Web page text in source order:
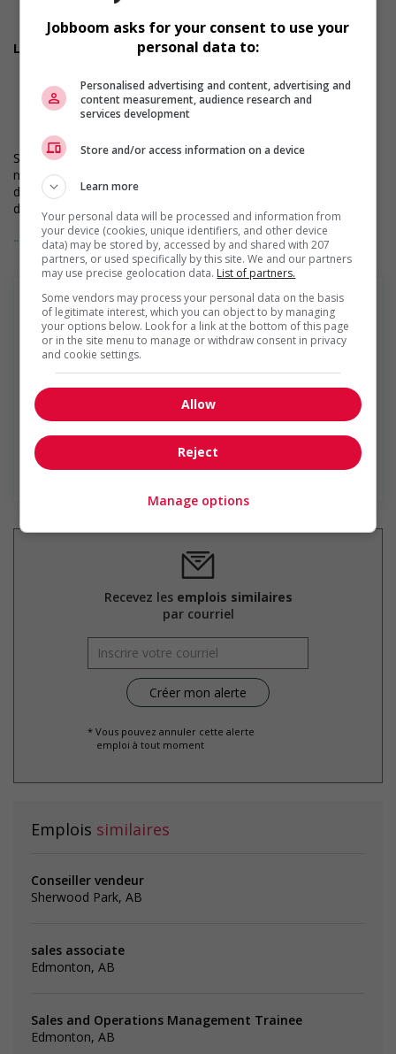
Toutes autres tâches connexes assurant le bon
fonctionnement du magasin
Les compétences recherchées :
Excellentes compétences en matière de service à la
clientèle
Solides compétences analytiques
Expérience en quincaillerie : un fort atout
Si vous êtes sélectionné pour une entrevue, veuillez informer
notre équipe en magasin pour vos besoins d'aménagements
durant le processus d'entrevue. Nous ferons le maximum afin
de répondre à vos besoins en matière d'accessibilité.
RONA est déterminée à encourager la diversité et l’inclusion.
Nous étudions la demande d’emploi de l’ensemble des
candidat(e)s qualifié(e)s, sans égard à leur race, couleur,
religion, orientation sexuelle, genre, nationalité d’origine, âge,
handicap ou tout autre statut protégé.
... Lire la suite
Rona+
RONA inc. est un chef de file du secteur de la rénovation
résidentielle au Canada dont le siège social est établi à
Boucherville, au Québec. Le réseau RONA exploite ou
les enseignes...
En savoir plus
Recevez les emplois similaires
par courriel
* Vous pouvez annuler cette alerte
emploi à tout moment
Emplois similaires
Conseiller vendeur
Sherwood Park, AB
sales associate
Edmonton, AB
Sales and Operations Management Trainee
Edmonton, AB
Jobboom asks for your consent to use your
personal data to:
Personalised advertising and content, advertising and
content measurement, audience research and
services development
Store and/or access information on a device
Learn more
Your personal data will be processed and information from
your device (cookies, unique identifiers, and other device
data) may be stored by, accessed by and shared with 207
partners, or used specifically by this site. We and our partners
may use precise geolocation data. List of partners.
Some vendors may process your personal data on the basis
of legitimate interest, which you can object to by managing
your options below. Look for a link at the bottom of this page
or in the site menu to manage or withdraw consent in privacy
and cookie settings.
Allow
Reject
Manage options